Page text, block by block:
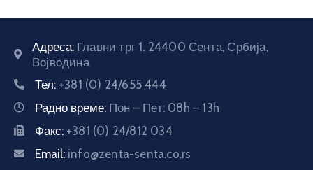
Адреса: Главни трг 1. 24400 Сента, Србија,
Војводина
Тел: +381 (0) 24/655 444
Радно време: Пон – Пет: 08h – 13h
Факс: +381 (0) 24/812 034
Email: info@zenta-senta.co.rs